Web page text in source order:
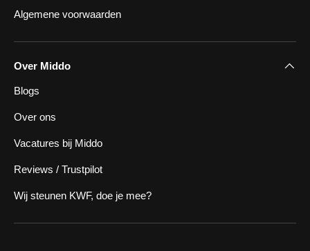
Algemene voorwaarden
Over Middo
Blogs
Over ons
Vacatures bij Middo
Reviews / Trustpilot
Wij steunen KWF, doe je mee?